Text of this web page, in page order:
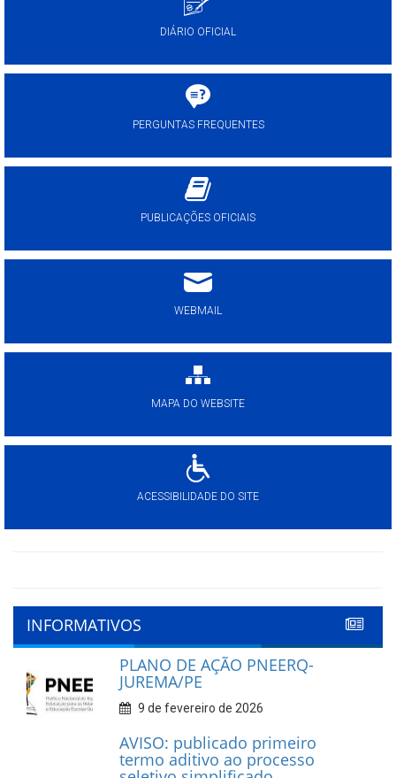
DIÁRIO OFICIAL
PERGUNTAS FREQUENTES
PUBLICAÇÕES OFICIAIS
WEBMAIL
MAPA DO WEBSITE
ACESSIBILIDADE DO SITE
INFORMATIVOS
PLANO DE AÇÃO PNEERQ-
JUREMA/PE
9 de fevereiro de 2026
AVISO: publicado primeiro
termo aditivo ao processo